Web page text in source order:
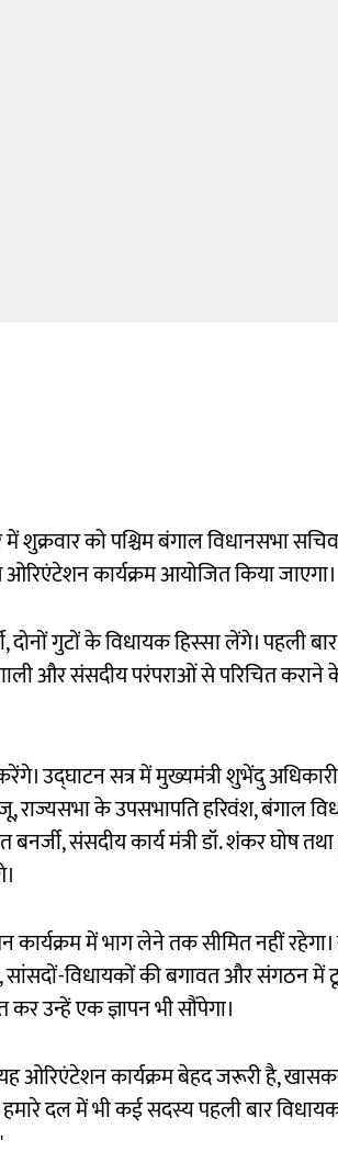
शुक्रवार को पश्चिम बंगाल विधानसभा
कार्यक्रम आयोजित किया जाएगा।
गुटों के विधायक हिस्सा लेंगे। पहली बार
और संसदीय परंपराओं से परिचित
उद्घाटन सत्र में मुख्यमंत्री शुभेंदु
राज्यसभा के उपसभापति हरिवंश, बंगाल
बनर्जी, संसदीय कार्य मंत्री डॉ. शंकर घोष
में भाग लेने तक सीमित नहीं
सांसदों-विधायकों की बगावत और संगठन में
उन्हें एक ज्ञापन भी सौंपेगा।
ओरिएंटेशन कार्यक्रम बेहद जरूरी है,
दल में भी कई सदस्य पहली बार